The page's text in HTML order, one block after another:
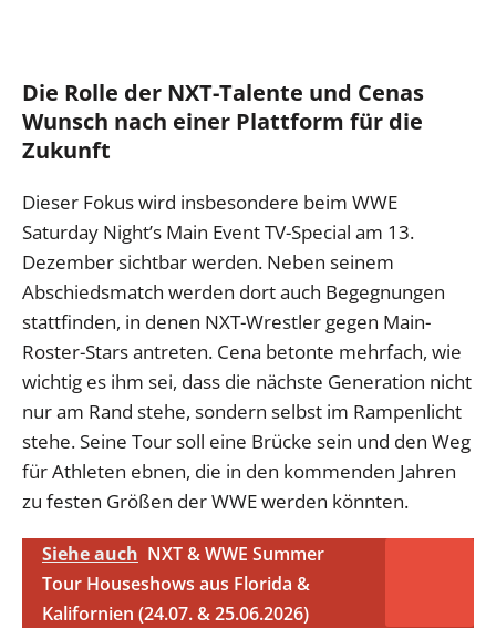
Die Rolle der NXT-Talente und Cenas
Wunsch nach einer Plattform für die
Zukunft
Dieser Fokus wird insbesondere beim WWE
Saturday Night’s Main Event TV-Special am 13.
Dezember sichtbar werden. Neben seinem
Abschiedsmatch werden dort auch Begegnungen
stattfinden, in denen NXT-Wrestler gegen Main-
Roster-Stars antreten. Cena betonte mehrfach, wie
wichtig es ihm sei, dass die nächste Generation nicht
nur am Rand stehe, sondern selbst im Rampenlicht
stehe. Seine Tour soll eine Brücke sein und den Weg
für Athleten ebnen, die in den kommenden Jahren
zu festen Größen der WWE werden könnten.
Siehe auch NXT & WWE Summer
Tour Houseshows aus Florida &
Kalifornien (24.07. & 25.06.2026)